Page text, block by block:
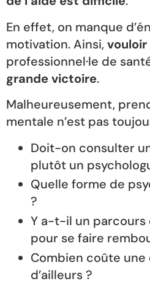
En effet, on manque
motivation. Ainsi,
professionnel·le de
grande victoire.
Malheureusement,
mentale n’est pas
Doit-on consulter
plutôt un
Quelle forme de
?
Y a-t-il un parcours
pour se faire
Combien coûte
d’ailleurs ?